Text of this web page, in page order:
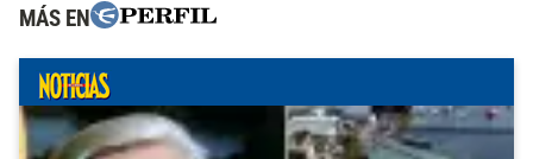
MÁS EN